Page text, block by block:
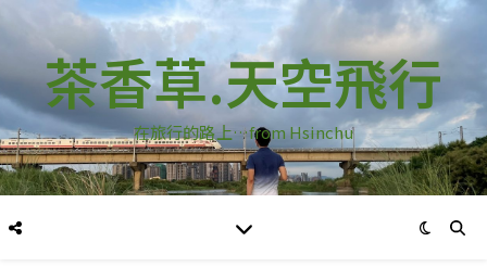
茶香草.天空飛行
在旅行的路上…from Hsinchu